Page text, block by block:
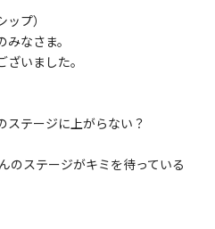
プ）
なさま。
いました。
ステージに上がらない？
のステージがキミを待っている